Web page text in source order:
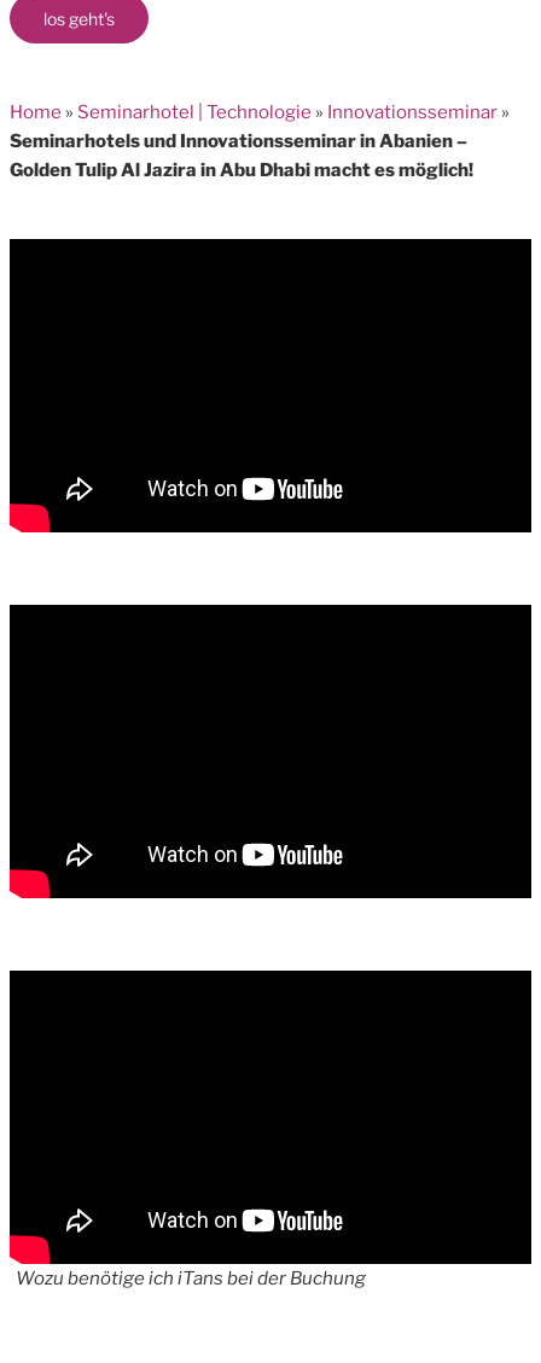
los geht's
Home » Seminarhotel | Technologie » Innovationsseminar »
Seminarhotels und Innovationsseminar in Abanien –
Golden Tulip Al Jazira in Abu Dhabi macht es möglich!
Wozu benötige ich iTans bei der Buchung